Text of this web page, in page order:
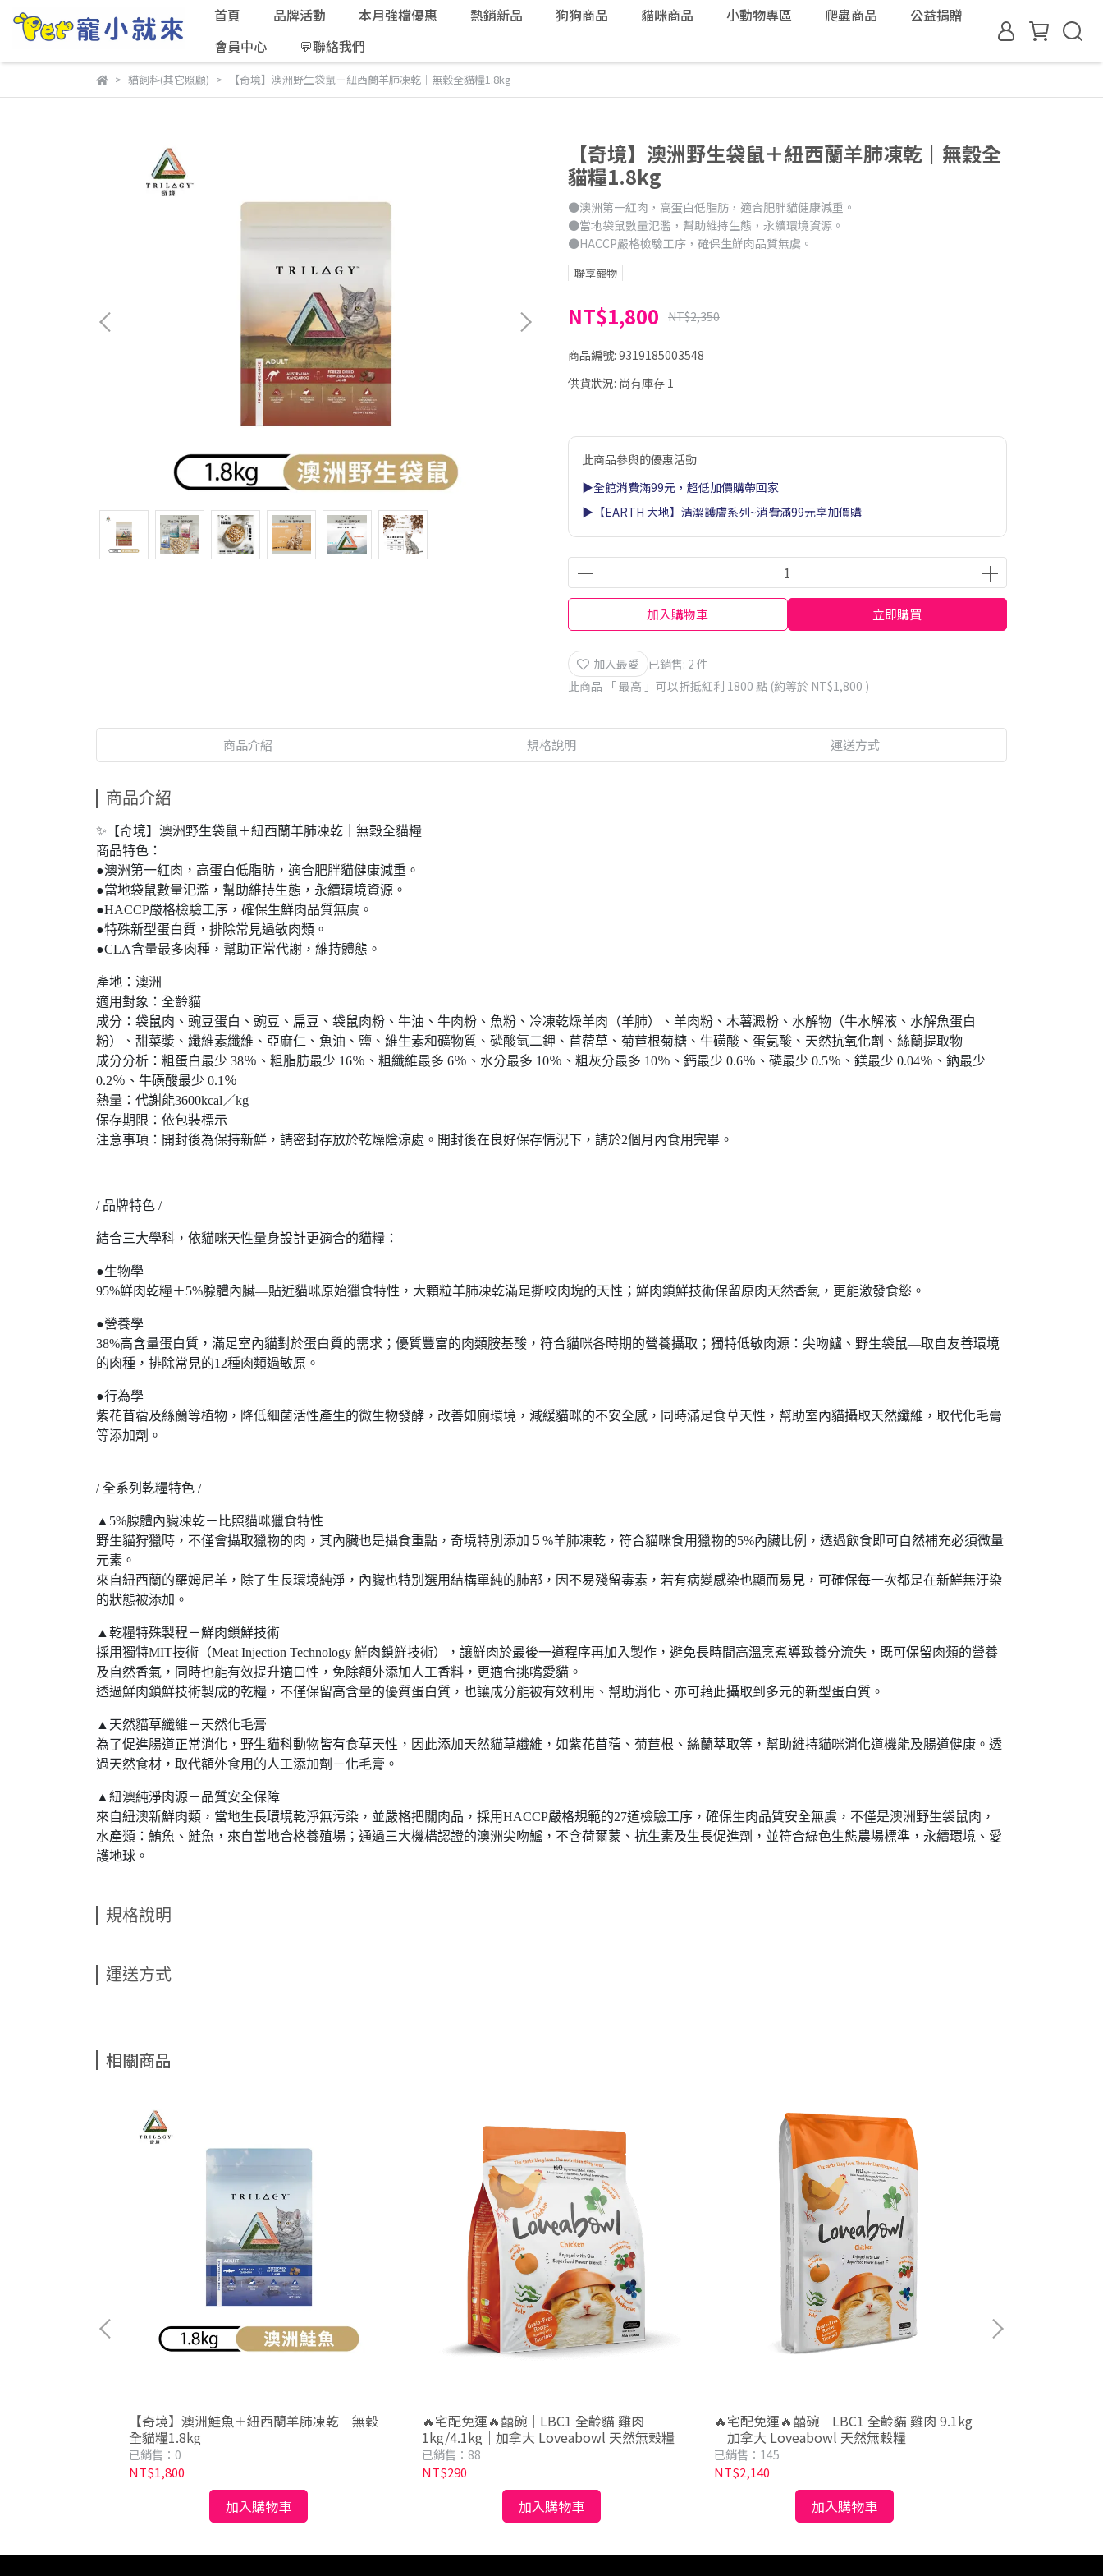
首頁 品牌活動 本月強檔優惠 熱銷新品 狗狗商品 貓咪商品 小動物專區 爬蟲商品
公益捐贈
會員中心
💬聯絡我們
貓飼料(其它照顧) 【奇境】澳洲野生袋鼠＋紐西蘭羊肺凍乾｜無穀全貓糧1.8kg
【奇境】澳洲野生袋鼠＋紐西蘭羊肺凍乾｜無穀全
貓糧1.8kg
●澳洲第一紅肉，高蛋白低脂肪，適合肥胖貓健康減重。
●當地袋鼠數量氾濫，幫助維持生態，永續環境資源。
●HACCP嚴格檢驗工序，確保生鮮肉品質無虞。
聯享寵物
NT$1,800 NT$2,350
商品編號: 9319185003548
供貨狀況: 尚有庫存 1
此商品參與的優惠活動
▶全館消費滿99元，超低加價購帶回家
▶【EARTH 大地】清潔護膚系列~消費滿99元享加價購
加入購物車 立即購買
加入最愛
已銷售: 2 件
此商品 「 最高 」可以折抵紅利 1800 點 (約等於 NT$1,800 )
商品介紹 規格說明 運送方式
商品介紹
✨【奇境】澳洲野生袋鼠＋紐西蘭羊肺凍乾｜無穀全貓糧
商品特色：
●澳洲第一紅肉，高蛋白低脂肪，適合肥胖貓健康減重。
●當地袋鼠數量氾濫，幫助維持生態，永續環境資源。
●HACCP嚴格檢驗工序，確保生鮮肉品質無虞。
●特殊新型蛋白質，排除常見過敏肉類。
●CLA含量最多肉種，幫助正常代謝，維持體態。
產地：澳洲
適用對象：全齡貓
成分：袋鼠肉、豌豆蛋白、豌豆、扁豆、袋鼠肉粉、牛油、牛肉粉、魚粉、冷凍乾燥羊肉（羊肺）、羊肉粉、木薯澱粉、水解物（牛水解液、水解魚蛋白
粉）、甜菜漿、纖維素纖維、亞麻仁、魚油、鹽、維生素和礦物質、磷酸氫二鉀、苜蓿草、菊苣根菊糖、牛磺酸、蛋氨酸、天然抗氧化劑、絲蘭提取物
成分分析：粗蛋白最少 38％、粗脂肪最少 16％、粗纖維最多 6％、水分最多 10％、粗灰分最多 10％、鈣最少 0.6％、磷最少 0.5％、鎂最少 0.04％、鈉最少
0.2％、牛磺酸最少 0.1％
熱量：代謝能3600kcal／kg
保存期限：依包裝標示
注意事項：開封後為保持新鮮，請密封存放於乾燥陰涼處。開封後在良好保存情況下，請於2個月內食用完畢。
/ 品牌特色 /
結合三大學科，依貓咪天性量身設計更適合的貓糧：
●生物學
95%鮮肉乾糧＋5%腺體內臟—貼近貓咪原始獵食特性，大顆粒羊肺凍乾滿足撕咬肉塊的天性；鮮肉鎖鮮技術保留原肉天然香氣，更能激發食慾。
●營養學
38%高含量蛋白質，滿足室內貓對於蛋白質的需求；優質豐富的肉類胺基酸，符合貓咪各時期的營養攝取；獨特低敏肉源：尖吻鱸、野生袋鼠—取自友善環境
的肉種，排除常見的12種肉類過敏原。
●行為學
紫花苜蓿及絲蘭等植物，降低細菌活性產生的微生物發酵，改善如廁環境，減緩貓咪的不安全感，同時滿足食草天性，幫助室內貓攝取天然纖維，取代化毛膏
等添加劑。
/ 全系列乾糧特色 /
▲5%腺體內臟凍乾－比照貓咪獵食特性
野生貓狩獵時，不僅會攝取獵物的肉，其內臟也是攝食重點，奇境特別添加５%羊肺凍乾，符合貓咪食用獵物的5%內臟比例，透過飲食即可自然補充必須微量
元素。
來自紐西蘭的羅姆尼羊，除了生長環境純淨，內臟也特別選用結構單純的肺部，因不易殘留毒素，若有病變感染也顯而易見，可確保每一次都是在新鮮無汙染
的狀態被添加。
▲乾糧特殊製程－鮮肉鎖鮮技術
採用獨特MIT技術（Meat Injection Technology 鮮肉鎖鮮技術），讓鮮肉於最後一道程序再加入製作，避免長時間高溫烹煮導致養分流失，既可保留肉類的營養
及自然香氣，同時也能有效提升適口性，免除額外添加人工香料，更適合挑嘴愛貓。
透過鮮肉鎖鮮技術製成的乾糧，不僅保留高含量的優質蛋白質，也讓成分能被有效利用、幫助消化、亦可藉此攝取到多元的新型蛋白質。
▲天然貓草纖維－天然化毛膏
為了促進腸道正常消化，野生貓科動物皆有食草天性，因此添加天然貓草纖維，如紫花苜蓿、菊苣根、絲蘭萃取等，幫助維持貓咪消化道機能及腸道健康。透
過天然食材，取代額外食用的人工添加劑－化毛膏。
▲紐澳純淨肉源－品質安全保障
來自紐澳新鮮肉類，當地生長環境乾淨無污染，並嚴格把關肉品，採用HACCP嚴格規範的27道檢驗工序，確保生肉品質安全無虞，不僅是澳洲野生袋鼠肉，
水產類：鮪魚、鮭魚，來自當地合格養殖場；通過三大機構認證的澳洲尖吻鱸，不含荷爾蒙、抗生素及生長促進劑，並符合綠色生態農場標準，永續環境、愛
護地球。
規格說明
運送方式
相關商品
【奇境】澳洲鮭魚＋紐西蘭羊肺凍乾｜無穀
全貓糧1.8kg
已銷售：0
NT$1,800
加入購物車
🔥宅配免運🔥囍碗｜LBC1 全齡貓 雞肉
1kg/4.1kg｜加拿大 Loveabowl 天然無穀糧
已銷售：88
NT$290
加入購物車
🔥宅配免運🔥囍碗｜LBC1 全齡貓 雞肉 9.1kg
｜加拿大 Loveabowl 天然無穀糧
已銷售：145
NT$2,140
加入購物車